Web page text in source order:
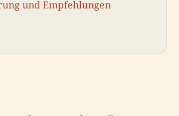
und Empfehlungen